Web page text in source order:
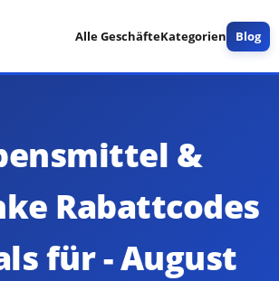
Alle GeschäfteKategorien Blog
&
Rabattcodes
für - August